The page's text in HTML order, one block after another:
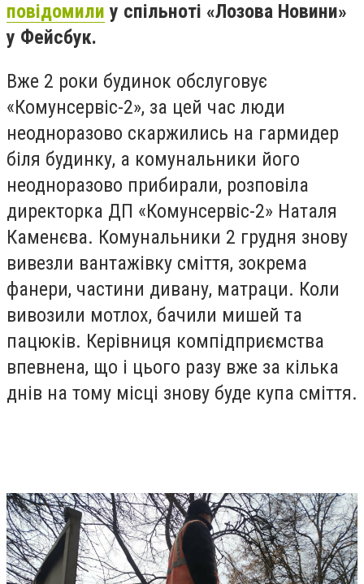
повідомили у спільноті «Лозова Новини»
у Фейсбук.
Вже 2 роки будинок обслуговує
«Комунсервіс-2», за цей час люди
неодноразово скаржились на гармидер
біля будинку, а комунальники його
неодноразово прибирали, розповіла
директорка ДП «Комунсервіс-2» Наталя
Каменєва. Комунальники 2 грудня знову
вивезли вантажівку сміття, зокрема
фанери, частини дивану, матраци. Коли
вивозили мотлох, бачили мишей та
пацюків. Керівниця компідприємства
впевнена, що і цього разу вже за кілька
днів на тому місці знову буде купа сміття.